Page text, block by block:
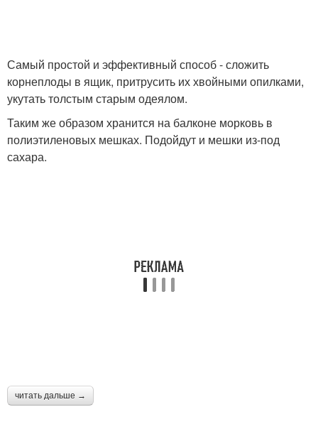
Самый простой и эффективный способ - сложить
корнеплоды в ящик, притрусить их хвойными опилками,
укутать толстым старым одеялом.
Таким же образом хранится на балконе морковь в
полиэтиленовых мешках. Подойдут и мешки из-под
сахара.
читать дальше →